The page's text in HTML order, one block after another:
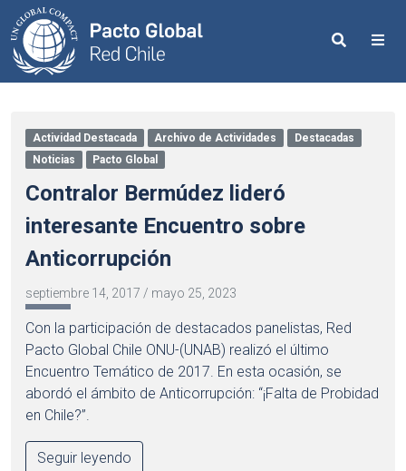
Search
Actividad Destacada Archivo de Actividades
Destacadas
Noticias
Pacto Global
Contralor Bermúdez lideró
interesante Encuentro sobre
Anticorrupción
septiembre 14, 2017 / mayo 25, 2023
Con la participación de destacados panelistas, Red
Pacto Global Chile ONU-(UNAB) realizó el último
Encuentro Temático de 2017. En esta ocasión, se
abordó el ámbito de Anticorrupción: “¡Falta de Probidad
en Chile?”.
Seguir leyendo